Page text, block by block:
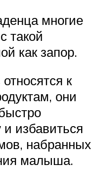
многие
такой
как запор.
к
они
избавиться
набранных
малыша.